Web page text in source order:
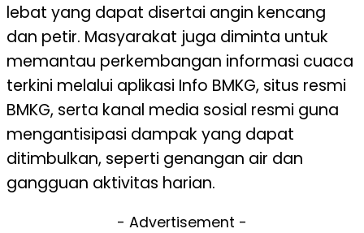
lebat yang dapat disertai angin kencang
dan petir. Masyarakat juga diminta untuk
memantau perkembangan informasi cuaca
terkini melalui aplikasi Info BMKG, situs resmi
BMKG, serta kanal media sosial resmi guna
mengantisipasi dampak yang dapat
ditimbulkan, seperti genangan air dan
gangguan aktivitas harian.
- Advertisement -